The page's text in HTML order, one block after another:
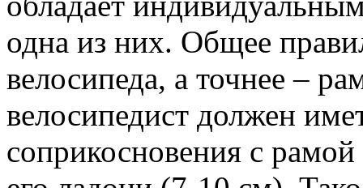
одна из них. Общее
велосипеда, а точнее –
велосипедист должен
соприкосновения с